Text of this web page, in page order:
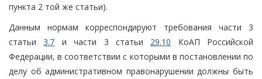
пункта 2 той же статьи).
Данным нормам корреспондируют требования части 3
статьи3.7 и части 3 статьи 29.10 КоАП Российской
Федерации, в соответствии с которыми в постановлении по
делу об административном правонарушении должны быть